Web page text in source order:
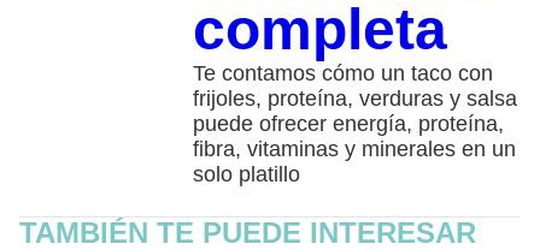
completa
Te contamos cómo un taco con
frijoles, proteína, verduras y salsa
puede ofrecer energía, proteína,
fibra, vitaminas y minerales en un
solo platillo
TAMBIÉN TE PUEDE INTERESAR